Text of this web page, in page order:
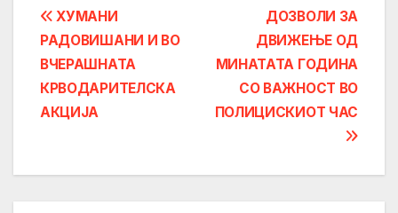
Post
navigation
ДОЗВОЛИ ЗА
ДВИЖЕЊЕ ОД
МИНАТАТА ГОДИНА
СО ВАЖНОСТ ВО
ПОЛИЦИСКИОТ ЧАС
ХУМАНИ
РАДОВИШАНИ И ВО
ВЧЕРАШНАТА
КРВОДАРИТЕЛСКА
АКЦИЈА